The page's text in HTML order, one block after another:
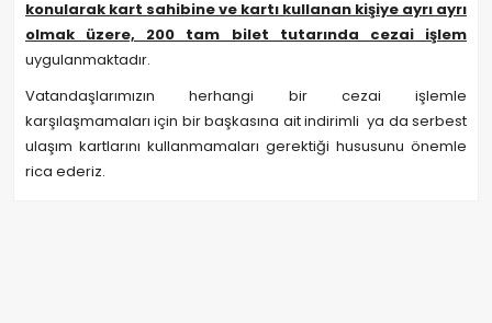
konularak kart sahibine ve kartı kullanan kişiye ayrı ayrı
olmak üzere, 200 tam bilet tutarında cezai işlem
uygulanmaktadır.
Vatandaşlarımızın herhangi bir cezai işlemle
karşılaşmamaları için bir başkasına ait indirimli ya da serbest
ulaşım kartlarını kullanmamaları gerektiği hususunu önemle
rica ederiz.